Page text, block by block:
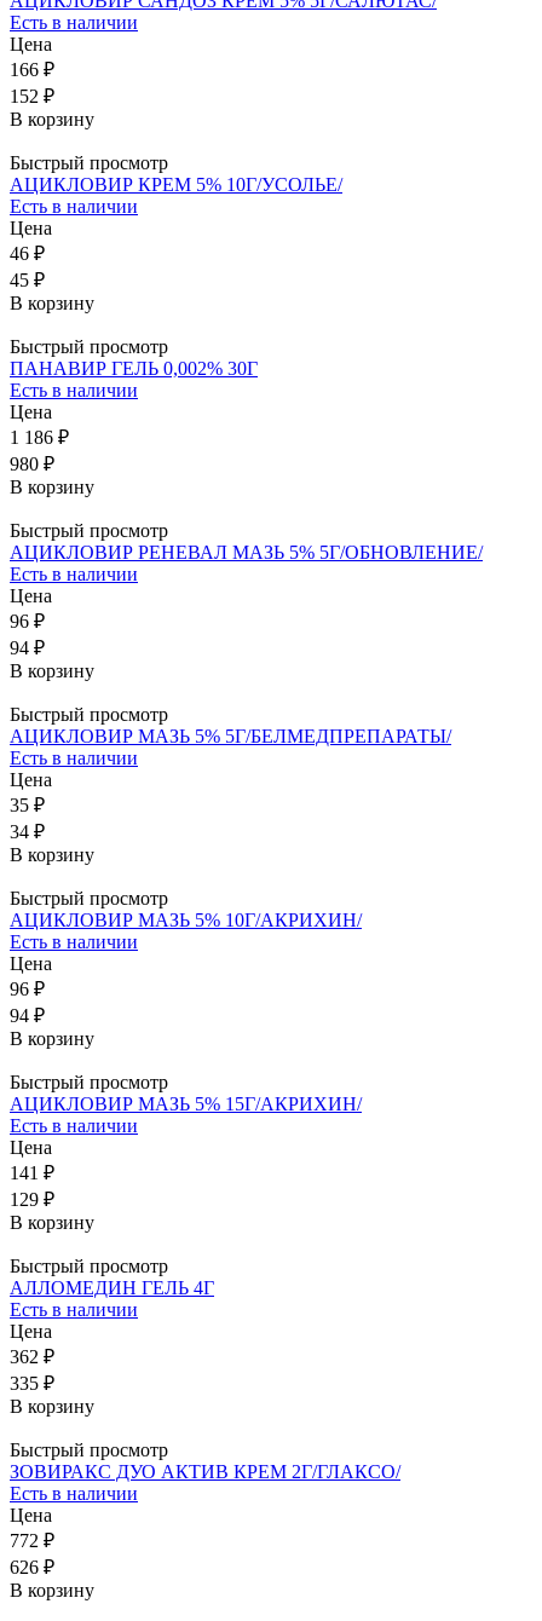
Есть в наличии
Цена
166 ₽
152 ₽
В корзину
Быстрый просмотр
АЦИКЛОВИР КРЕМ 5% 10Г/УСОЛЬЕ/
Есть в наличии
Цена
46 ₽
45 ₽
В корзину
Быстрый просмотр
ПАНАВИР ГЕЛЬ 0,002% 30Г
Есть в наличии
Цена
1 186 ₽
980 ₽
В корзину
Быстрый просмотр
АЦИКЛОВИР РЕНЕВАЛ МАЗЬ 5% 5Г/ОБНОВЛЕНИЕ/
Есть в наличии
Цена
96 ₽
94 ₽
В корзину
Быстрый просмотр
АЦИКЛОВИР МАЗЬ 5% 5Г/БЕЛМЕДПРЕПАРАТЫ/
Есть в наличии
Цена
35 ₽
34 ₽
В корзину
Быстрый просмотр
АЦИКЛОВИР МАЗЬ 5% 10Г/АКРИХИН/
Есть в наличии
Цена
96 ₽
94 ₽
В корзину
Быстрый просмотр
АЦИКЛОВИР МАЗЬ 5% 15Г/АКРИХИН/
Есть в наличии
Цена
141 ₽
129 ₽
В корзину
Быстрый просмотр
АЛЛОМЕДИН ГЕЛЬ 4Г
Есть в наличии
Цена
362 ₽
335 ₽
В корзину
Быстрый просмотр
ЗОВИРАКС ДУО АКТИВ КРЕМ 2Г/ГЛАКСО/
Есть в наличии
Цена
772 ₽
626 ₽
В корзину